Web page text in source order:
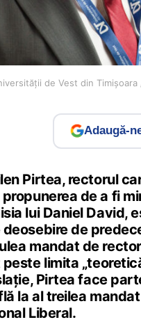
de Vest din
Adaugă-
Pirtea, rectorul
de a fi
lui Daniel David,
deosebire de
mandat de
peste limita
Pirtea face
la al treilea
Liberal.